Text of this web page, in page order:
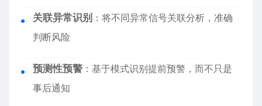
关联异常识别 ：将不同异常信号关联分析，准确
判断风险
预测性预警 ：基于模式识别提前预警，而不只是
事后通知